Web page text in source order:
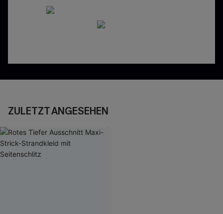
ZULETZT ANGESEHEN